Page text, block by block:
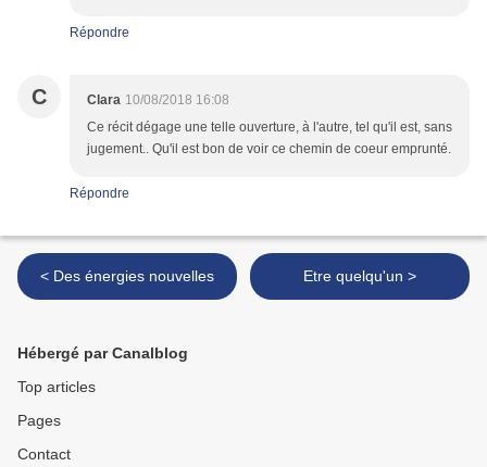
Répondre
C Clara 10/08/2018 16:08
Ce récit dégage une telle ouverture, à l'autre, tel qu'il est, sans
jugement.. Qu'il est bon de voir ce chemin de coeur emprunté.
Répondre
< Des énergies nouvelles Etre quelqu'un >
Hébergé par Canalblog
Top articles
Pages
Contact